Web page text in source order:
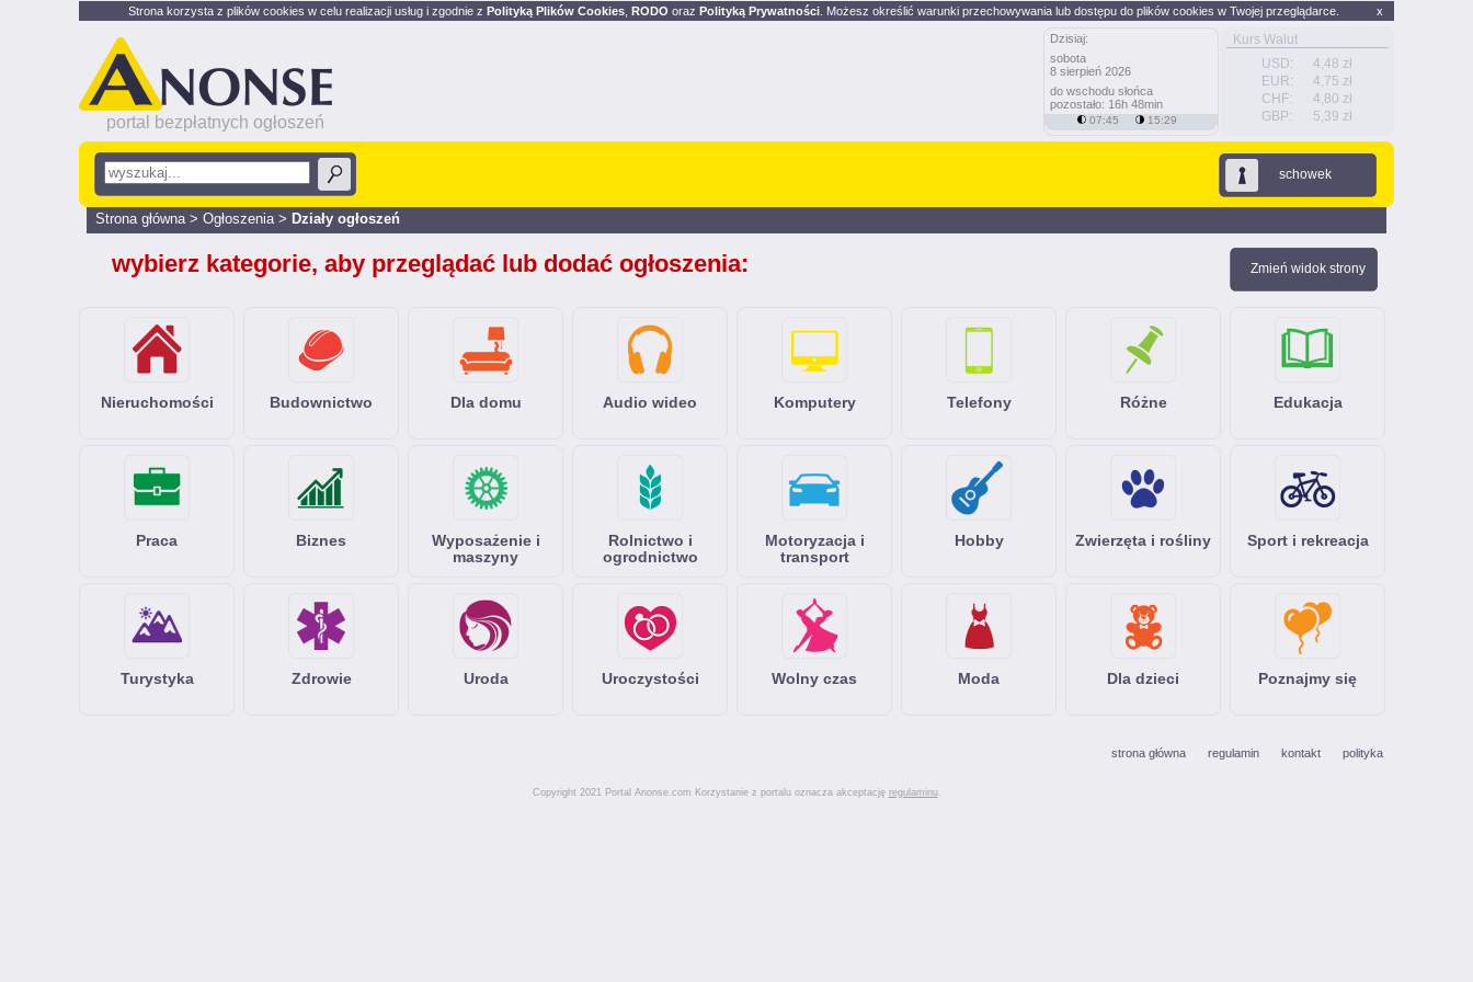
x
Strona korzysta z plików cookies w celu realizacji usług i zgodnie z Polityką Plików Cookies, RODO oraz Polityką Prywatności. Możesz określić warunki przechowywania lub dostępu do plików cookies w Twojej przeglądarce.
portal bezpłatnych ogłoszeń
Kurs Walut
USD:
4,48 zł
EUR:
4,75 zł
CHF:
4,80 zł
GBP:
5,39 zł
Dzisiaj:
sobota
8 sierpień 2026
do wschodu słońca
pozostało: 16h 48min
07:45 15:29
schowek
Strona główna> Ogłoszenia > Działy ogłoszeń
wybierz kategorie, aby przeglądać lub dodać ogłoszenia: Zmień widok strony
Nieruchomości Budownictwo Dla domu Audio wideo Komputery Telefony Różne Edukacja
Praca Biznes
Wyposażenie i
maszyny
Rolnictwo i
ogrodnictwo
Motoryzacja i
transport
Hobby Zwierzęta i rośliny Sport i rekreacja
Turystyka Zdrowie Uroda Uroczystości Wolny czas Moda Dla dzieci Poznajmy się
strona główna regulamin kontakt polityka
Copyright 2021 Portal Anonse.com Korzystanie z portalu oznacza akceptację regulaminu.